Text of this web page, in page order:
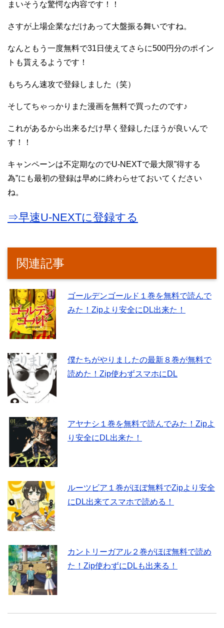
まいそうな驚愕な内容です！！
さすが上場企業なだけあって大盤振る舞いですね。
なんともう一度無料で31日使えてさらに500円分のポイン
トも貰えるようです！
もちろん速攻で登録しました（笑）
そしてちゃっかりまた漫画を無料で買ったのです♪
これがあるから出来るだけ早く登録したほうが良いんで
す！！
キャンペーンは不定期なのでU-NEXTで最大限”得する
為”にも最初の登録は早めに終わらせておいてください
ね。
⇒早速U-NEXTに登録する
関連記事
ゴールデンゴールド１巻を無料で読んで
みた！Zipより安全にDL出来た！
僕たちがやりましたの最新８巻が無料で
読めた！Zip使わずスマホにDL
アヤナシ１巻を無料で読んでみた！Zipよ
り安全にDL出来た！
ルーツビア１巻がほぼ無料でZipより安全
にDL出来てスマホで読める！
カントリーガアル２巻がほぼ無料で読め
た！Zip使わずにDLも出来る！